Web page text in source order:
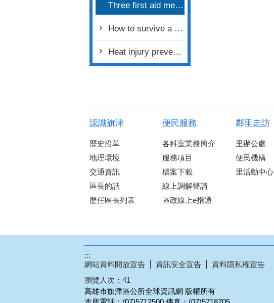
Three first aid measures in the event of carbon monoxide poisoning
How to survive a fire-Evacuation
Heat injury prevention 3 approaches
認識旗津
歷史沿革
地理環境
交通資訊
區長的話
歷任區長列表
便民服務
各科室業務簡介
服務項目
檔案下載
線上調解聲請
區政線上e指通
鄰里走訪
里辦公處
便民機構
里活動中心
:::
網站資料開放宣告
資訊安全宣告
資料隱私權宣告
瀏覽人次： 41
高雄市旗津區公所全球資訊網 版權所有